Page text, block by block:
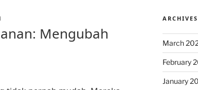
Mengubah
ARCHIVES
March
February
January